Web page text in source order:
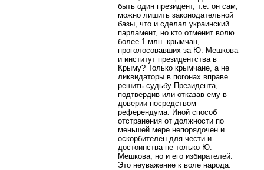
быть один президент, т.е. он сам,
можно лишить законодательной
базы, что и сделал украинский
парламент, но кто отменит волю
более 1 млн. крымчан,
проголосовавших за Ю. Мешкова
и институт президентства в
Крыму? Только крымчане, а не
ликвидаторы в погонах вправе
решить судьбу Президента,
подтвердив или отказав ему в
доверии посредством
референдума. Иной способ
отстранения от должности по
меньшей мере непорядочен и
оскорбителен для чести и
достоинства не только Ю.
Мешкова, но и его избирателей.
Это неуважение к воле народа.